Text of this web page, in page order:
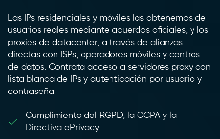
Las IPs residenciales y móviles las obtenemos de
usuarios reales mediante acuerdos oficiales, y los
proxies de datacenter, a través de alianzas
directas con ISPs, operadores móviles y centros
de datos. Contrata acceso a servidores proxy con
lista blanca de IPs y autenticación por usuario y
contraseña.
Cumplimiento del RGPD, la CCPA y la
Directiva ePrivacy